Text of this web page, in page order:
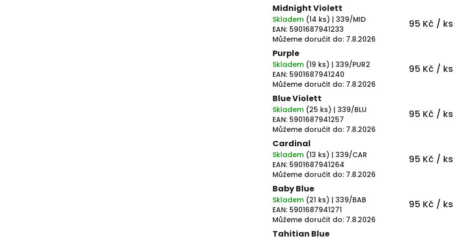
Midnight Violett
Skladem (14 ks) | 339/MID
EAN: 5901687941233
Můžeme doručit do: 7.8.2026
95 Kč / ks
Purple
Skladem (19 ks) | 339/PUR2
EAN: 5901687941240
Můžeme doručit do: 7.8.2026
95 Kč / ks
Blue Violett
Skladem (25 ks) | 339/BLU
EAN: 5901687941257
Můžeme doručit do: 7.8.2026
95 Kč / ks
Cardinal
Skladem (13 ks) | 339/CAR
EAN: 5901687941264
Můžeme doručit do: 7.8.2026
95 Kč / ks
Baby Blue
Skladem (21 ks) | 339/BAB
EAN: 5901687941271
Můžeme doručit do: 7.8.2026
95 Kč / ks
Tahitian Blue